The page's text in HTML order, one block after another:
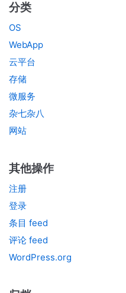
分类
OS
WebApp
云平台
存储
微服务
杂七杂八
网站
其他操作
注册
登录
条目 feed
评论 feed
WordPress.org